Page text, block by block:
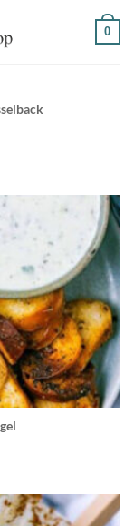
0